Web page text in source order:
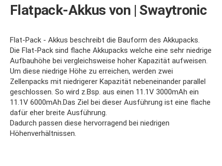
Flatpack-Akkus von | Swaytronic
Flat-Pack - Akkus beschreibt die Bauform des Akkupacks.
Die Flat-Pack sind flache Akkupacks welche eine sehr niedrige
Aufbauhöhe bei vergleichsweise hoher Kapazität aufweisen.
Um diese niedrige Höhe zu erreichen, werden zwei
Zellenpacks mit niedrigerer Kapazität nebeneinander parallel
geschlossen. So wird z.Bsp. aus einen 11.1V 3000mAh ein
11.1V 6000mAh.Das Ziel bei dieser Ausführung ist eine flache
dafür eher breite Ausführung.
Dadurch passen diese hervorragend bei niedrigen
Höhenverhältnissen.